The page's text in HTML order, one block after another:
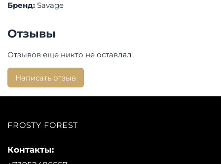
Бренд: Savage
Отзывы
Отзывов еще никто не оставлял
Написать отзыв
FROSTY FOREST
Контакты: